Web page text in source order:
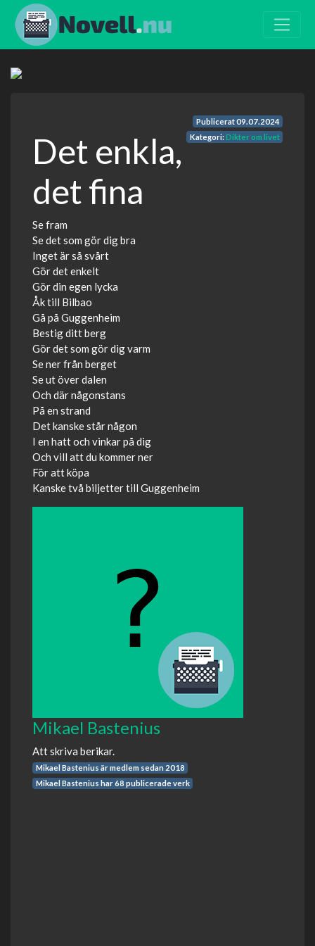
Publicerat09.07.2024
Kategori:Dikter om livet
Det enkla,
det fina
Se fram
Se det som gör dig bra
Inget är så svårt
Gör det enkelt
Gör din egen lycka
Åk till Bilbao
Gå på Guggenheim
Bestig ditt berg
Gör det som gör dig varm
Se ner från berget
Se ut över dalen
Och där någonstans
På en strand
Det kanske står någon
I en hatt och vinkar på dig
Och vill att du kommer ner
För att köpa
Kanske två biljetter till Guggenheim
Mikael Bastenius
Att skriva berikar.
Mikael Bastenius är medlem sedan 2018
Mikael Bastenius har 68 publicerade verk